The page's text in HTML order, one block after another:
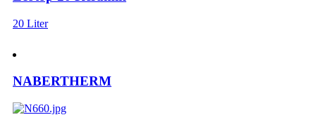
20 Liter
NABERTHERM